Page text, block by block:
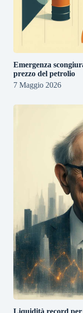
Emergenza
prezzo del petrolio
7 Maggio 2026
Liquidità record per